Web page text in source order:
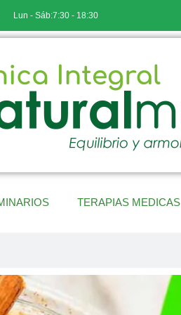
Lun - Sáb:7:30 - 18:30
TERAPIAS MEDICAS